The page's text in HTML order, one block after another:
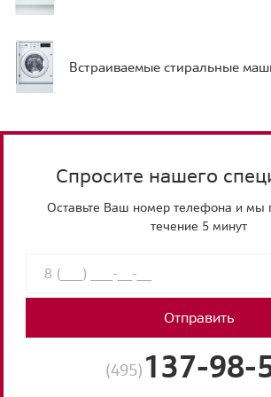
Встраиваемые стиральные
Спросите нашего
Оставьте Ваш номер телефона и мы
течение 5 минут
Отправить
(495) 137-98-